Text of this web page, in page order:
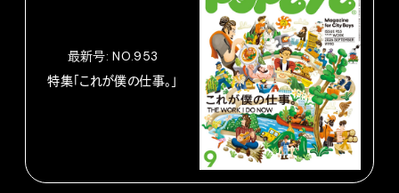
最新号: NO.953
特集「これが僕の仕事。」